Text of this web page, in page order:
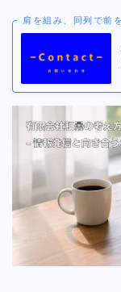
肩を組み、同列で前